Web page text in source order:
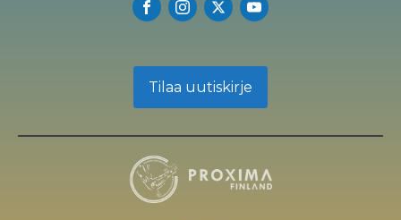
Tilaa uutiskirje